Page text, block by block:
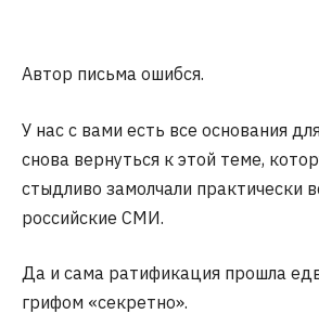
Автор письма ошибся.
У нас с вами есть все основания
снова вернуться к этой теме,
стыдливо замолчали практически
российские СМИ.
Да и сама ратификация прошла
грифом «секретно».